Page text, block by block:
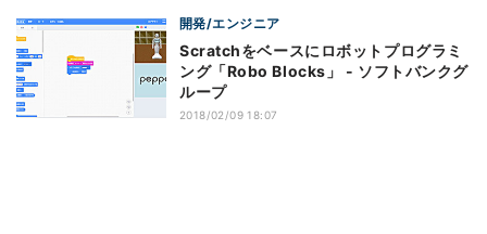
開発/エンジニア
Scratchをベースにロボットプログラミ
ング「Robo Blocks」 - ソフトバンクグ
ループ
2018/02/09 18:07